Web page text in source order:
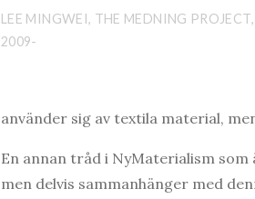
LEE MINGWEI, THE MEDNING PROJECT,
2009-
använder sig av textila material,
En annan tråd i NyMaterialism
men delvis sammanhänger med